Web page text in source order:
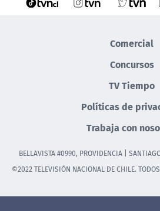
Comercial
Concursos
TV Tiempo
Políticas de
Trabaja con
BELLAVISTA #0990, PROVIDENCIA |
©2022 TELEVISIÓN NACIONAL DE CHILE. TODOS